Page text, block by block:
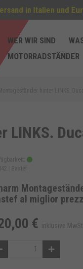
in Italien und
WER WIR SIND
MOTORRADSTÄNDER
LINKS.
| Bastef
al miglior
€ inklusive MwSt